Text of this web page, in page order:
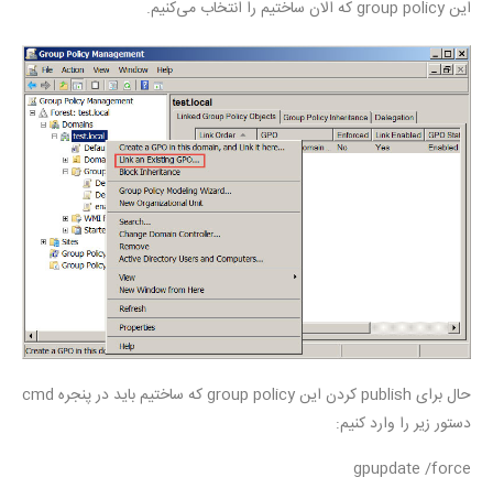
این group policy که الان ساختیم را انتخاب می‌کنیم.
حال برای publish کردن این group policy که ساختیم باید در پنجره cmd
دستور زیر را وارد کنیم:
gpupdate /force